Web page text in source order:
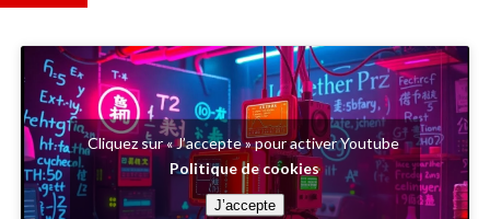
Cliquez sur « J’accepte » pour activer Youtube
Politique de cookies
J’accepte